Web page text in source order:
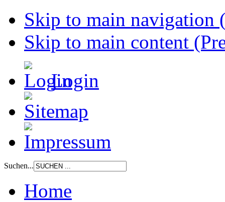
Skip to main navigation
Skip to main content
Login
Suchen...
Home